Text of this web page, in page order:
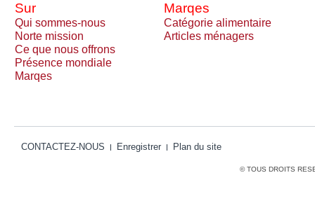
Sur Marqes
Qui sommes-nous
Catégorie alimentaire
Norte mission
Articles ménagers
Ce que nous offrons
Présence mondiale
Marqes
CONTACTEZ-NOUS Enregistrer Plan du site
© TOUS DROITS